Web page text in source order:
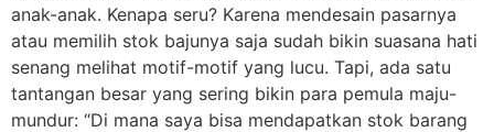
anak-anak. Kenapa seru? Karena mendesain pasarnya
atau memilih stok bajunya saja sudah bikin suasana hati
senang melihat motif-motif yang lucu. Tapi, ada satu
tantangan besar yang sering bikin para pemula maju-
mundur: “Di mana saya bisa mendapatkan stok barang